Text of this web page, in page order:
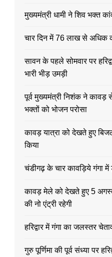
मुख्यमंत्री धामी ने शिव भक्त
चार दिन में 76 लाख से अधिक
सावन के पहले सोमवार पर
भारी भीड़ उमड़ी
पूर्व मुख्यमंत्री निशंक ने कावड़
भक्तों को भोजन परोसा
कावड़ यात्रा को देखते हुए
किया
चंडीगढ़ के चार कावड़िये गंगा में
कावड़ मेले को देखते हुए 5 अगस्त
की नो एंट्री रहेगी
हरिद्वार में गंगा का जलस्तर
गुरु पूर्णिमा की पूर्व संध्या पर